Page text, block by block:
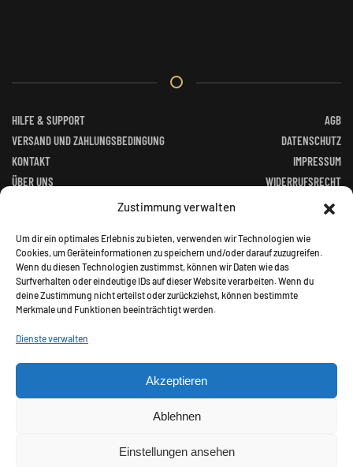
Zustimmung verwalten
Um dir ein optimales Erlebnis zu bieten, verwenden wir Technologien wie
Cookies, um Geräteinformationen zu speichern und/oder darauf zuzugreifen.
Wenn du diesen Technologien zustimmst, können wir Daten wie das
Surfverhalten oder eindeutige IDs auf dieser Website verarbeiten. Wenn du
deine Zustimmung nicht erteilst oder zurückziehst, können bestimmte
Merkmale und Funktionen beeinträchtigt werden.
Dienste verwalten
Akzeptieren
Ablehnen
Einstellungen ansehen
HILFE & SUPPORT
VERSAND UND ZAHLUNGSBEDINGUNG
KONTAKT
ÜBER UNS
AGB
DATENSCHUTZ
IMPRESSUM
WIDERRUFSRECHT
ALTGERÄTEVERORDNUNG
Versandkosten und ggf. Nachnahmegebühren, wenn nicht